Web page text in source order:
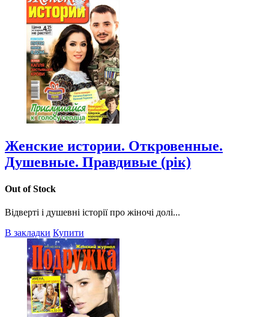
Женские истории. Откровенные.
Душевные. Правдивые (рік)
Out of Stock
Відверті і душевні історії про жіночі долі...
В закладки Купити